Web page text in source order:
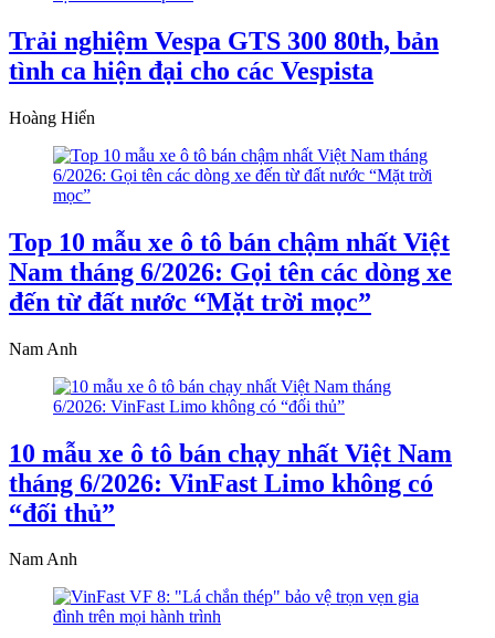
Trải nghiệm Vespa GTS 300 80th, bản
tình ca hiện đại cho các Vespista
Hoàng Hiển
Top 10 mẫu xe ô tô bán chậm nhất Việt
Nam tháng 6/2026: Gọi tên các dòng xe
đến từ đất nước “Mặt trời mọc”
Nam Anh
10 mẫu xe ô tô bán chạy nhất Việt Nam
tháng 6/2026: VinFast Limo không có
“đối thủ”
Nam Anh